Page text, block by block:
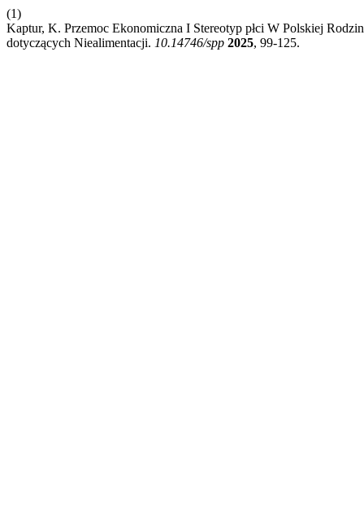
(1)
Kaptur, K. Przemoc Ekonomiczna I Stereotyp płci W Polskiej
dotyczących Niealimentacji. 10.14746/spp 2025, 99-125.